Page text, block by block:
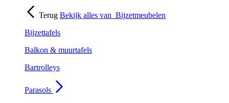
Terug Bekijk alles van Bijzetmeubelen
Bijzettafels
Balkon & muurtafels
Bartrolleys
Parasols